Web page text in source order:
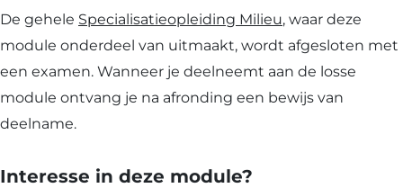
De gehele Specialisatieopleiding Milieu, waar deze
module onderdeel van uitmaakt, wordt afgesloten met
een examen. Wanneer je deelneemt aan de losse
module ontvang je na afronding een bewijs van
deelname.
Interesse in deze module?